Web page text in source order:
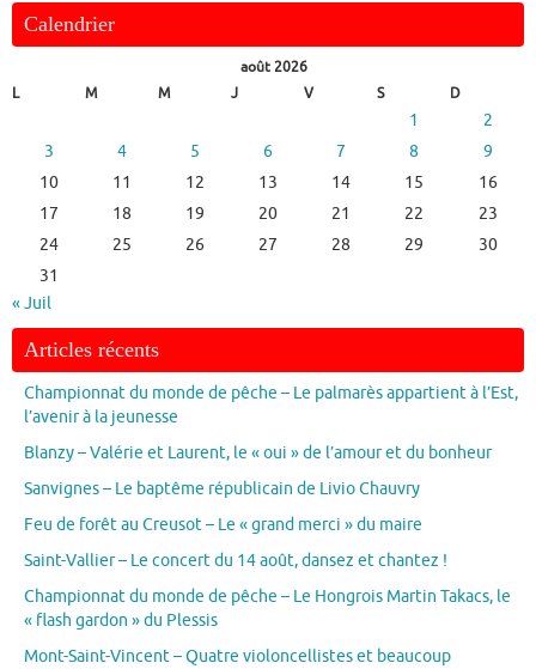
Calendrier
août 2026
L
M M J V S D
1
2
3
4 5 6 7 8
9
10
11 12 13 14 15
16
17
18 19 20 21 22
23
24
25 26 27 28 29
30
31
« Juil
Articles récents
Championnat du monde de pêche – Le palmarès appartient à l’Est,
l’avenir à la jeunesse
Blanzy – Valérie et Laurent, le « oui » de l’amour et du bonheur
Sanvignes – Le baptême républicain de Livio Chauvry
Feu de forêt au Creusot – Le « grand merci » du maire
Saint-Vallier – Le concert du 14 août, dansez et chantez !
Championnat du monde de pêche – Le Hongrois Martin Takacs, le
« flash gardon » du Plessis
Mont-Saint-Vincent – Quatre violoncellistes et beaucoup